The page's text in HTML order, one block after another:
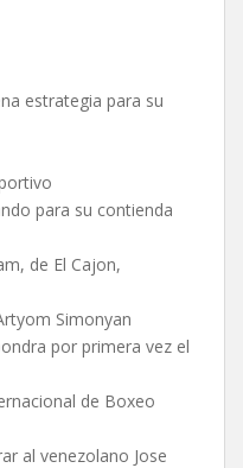
estrategia para su
para su contienda
de El Cajon,
Simonyan
por primera vez el
de Boxeo
al venezolano Jose